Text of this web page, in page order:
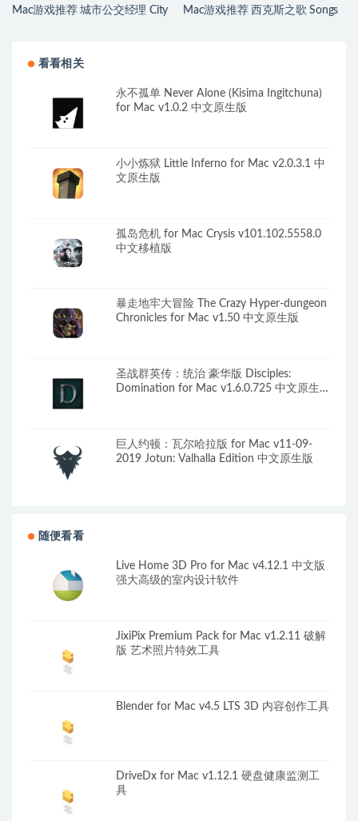
Mac游戏推荐 城市公交经理 City
Mac游戏推荐 西克斯之歌 Songs
看看相关
永不孤单 Never Alone (Kisima Ingitchuna)
for Mac v1.0.2 中文原生版
小小炼狱 Little Inferno for Mac v2.0.3.1 中
文原生版
孤岛危机 for Mac Crysis v101.102.5558.0
中文移植版
暴走地牢大冒险 The Crazy Hyper-dungeon
Chronicles for Mac v1.50 中文原生版
圣战群英传：统治 豪华版 Disciples:
Domination for Mac v1.6.0.725 中文原生
巨人约顿：瓦尔哈拉版 for Mac v11-09-
2019 Jotun: Valhalla Edition 中文原生版
随便看看
Live Home 3D Pro for Mac v4.12.1 中文版
强大高级的室内设计软件
JixiPix Premium Pack for Mac v1.2.11 破解
版 艺术照片特效工具
Blender for Mac v4.5 LTS 3D 内容创作工具
DriveDx for Mac v1.12.1 硬盘健康监测工
具